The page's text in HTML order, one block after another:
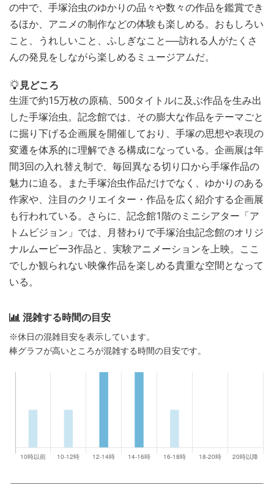
の中で、手塚治虫のゆかりの品々や数々の作品を鑑賞でき
るほか、アニメの制作などの体験も楽しめる。おもしろい
こと、うれしいこと、ふしぎなこと──訪れる人がたくさ
んの発見をしながら楽しめるミュージアムだ。
見どころ
生涯で約15万枚の原稿、500タイトルに及ぶ作品を生み出
した手塚治虫。記念館では、その膨大な作品をテーマごと
に掘り下げる企画展を開催しており、手塚の思想や表現の
変遷を体系的に理解できる構成になっている。企画展は年
間3回の入れ替え制で、毎回異なる切り口から手塚作品の
魅力に迫る。また手塚治虫作品だけでなく、ゆかりのある
作家や、注目のクリエイター・作品を広く紹介する企画展
も行われている。さらに、記念館1階のミニシアター「ア
トムビジョン」では、月替わりで手塚治虫記念館のオリジ
ナルムービー3作品と、実験アニメーションを上映。ここ
でしか観られない映像作品を楽しめる貴重な空間となって
いる。
混雑する時間の目安
※休日の混雑目安を表示しています。
棒グラフが高いところが混雑する時間の目安です。